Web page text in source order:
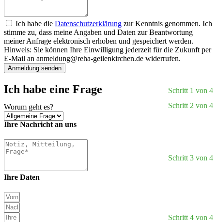
Ich habe die Datenschutzerklärung zur Kenntnis genommen. Ich
stimme zu, dass meine Angaben und Daten zur Beantwortung
meiner Anfrage elektronisch erhoben und gespeichert werden.
Hinweis: Sie können Ihre Einwilligung jederzeit für die Zukunft per
E-Mail an anmeldung@reha-geilenkirchen.de widerrufen.
Anmeldung senden
Ich habe eine Frage
Schritt 1 von 4
Worum geht es?
Schritt 2 von 4
Ihre Nachricht an uns
Schritt 3 von 4
Ihre Daten
Schritt 4 von 4